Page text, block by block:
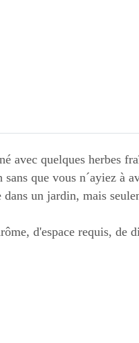
quelques herbes
que vous n´ayiez à
dans un jardin, mais
d'espace requis, de